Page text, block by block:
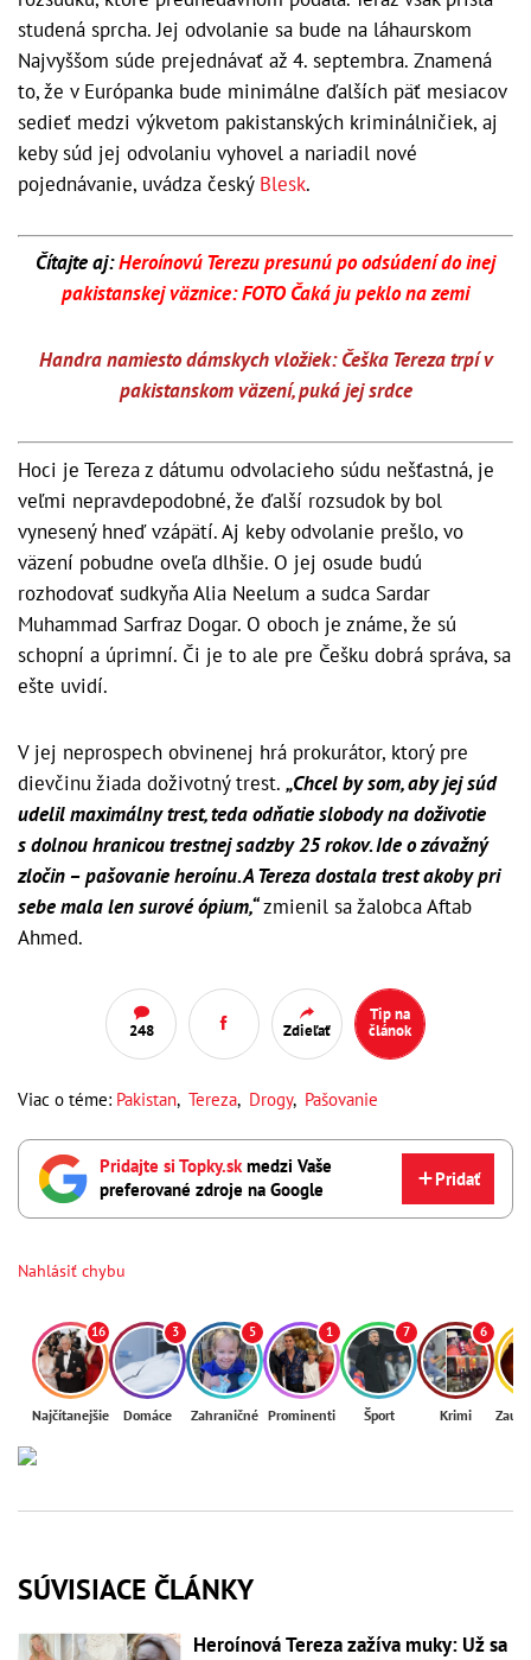
studená sprcha. Jej odvolanie sa bude na láhaurskom
Najvyššom súde prejednávať až 4. septembra. Znamená
to, že v Európanka bude minimálne ďalších päť mesiacov
sedieť medzi výkvetom pakistanských kriminálničiek, aj
keby súd jej odvolaniu vyhovel a nariadil nové
pojednávanie, uvádza český Blesk.
Čítajte aj:Heroínovú Terezu presunú po odsúdení do inej
pakistanskej väznice: FOTO Čaká ju peklo na zemi
Handra namiesto dámskych vložiek: Češka Tereza trpí v
pakistanskom väzení, puká jej srdce​
Hoci je Tereza z dátumu odvolacieho súdu nešťastná, je
veľmi nepravdepodobné, že ďalší rozsudok by bol
vynesený hneď vzápätí. Aj keby odvolanie prešlo, vo
väzení pobudne oveľa dlhšie. O jej osude budú
rozhodovať sudkyňa Alia Neelum a sudca Sardar
Muhammad Sarfraz Dogar. O oboch je známe, že sú
schopní a úprimní. Či je to ale pre Češku dobrá správa, sa
ešte uvidí.
V jej neprospech obvinenej hrá prokurátor, ktorý pre
dievčinu žiada doživotný trest. „Chcel by som, aby jej súd
udelil maximálny trest, teda odňatie slobody na doživotie
s dolnou hranicou trestnej sadzby 25 rokov. Ide o závažný
zločin – pašovanie heroínu. A Tereza dostala trest akoby pri
sebe mala len surové ópium,“zmienil sa žalobca Aftab
Ahmed.
248 Zdieľať
Tip na
článok
Viac o téme: Pakistan, Tereza, Drogy, Pašovanie
Pridajte si Topky.skmedzi Vaše
preferované zdroje na Google
Pridať
Nahlásiť chybu
16
Najčítanejšie
3
Domáce
5
Zahraničné
1
Prominenti
7
Šport
6
Krimi
SÚVISIACE ČLÁNKY
Heroínová Tereza zažíva muky: Už sa